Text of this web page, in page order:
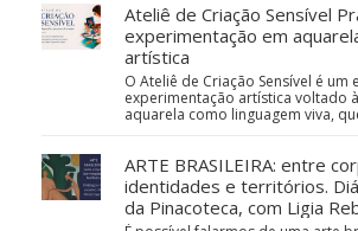
Ateliê de Criação Sensível
experimentação em
artística
O Ateliê de Criação Sensível é um
experimentação artística voltado
aquarela como linguagem viva,
ARTE BRASILEIRA: entre
identidades e territórios.
da Pinacoteca, com Ligia